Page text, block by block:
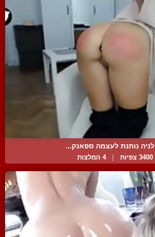
נותנת לעצמה ספאנק...
3400 צפיות 4 המלצות